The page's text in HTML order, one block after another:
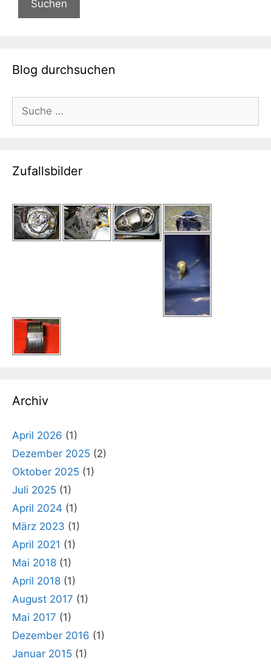
Blog durchsuchen
nach:
Zufallsbilder
Archiv
April 2026 (1)
Dezember 2025 (2)
Oktober 2025 (1)
Juli 2025 (1)
April 2024 (1)
März 2023 (1)
April 2021 (1)
Mai 2018 (1)
April 2018 (1)
August 2017 (1)
Mai 2017 (1)
Dezember 2016 (1)
Januar 2015 (1)